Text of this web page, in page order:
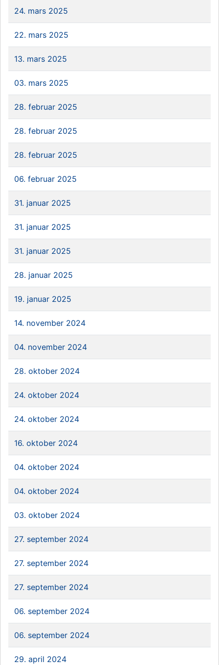
24. mars 2025
22. mars 2025
13. mars 2025
03. mars 2025
28. februar 2025
28. februar 2025
28. februar 2025
06. februar 2025
31. januar 2025
31. januar 2025
31. januar 2025
28. januar 2025
19. januar 2025
14. november 2024
04. november 2024
28. oktober 2024
24. oktober 2024
24. oktober 2024
16. oktober 2024
04. oktober 2024
04. oktober 2024
03. oktober 2024
27. september 2024
27. september 2024
27. september 2024
06. september 2024
06. september 2024
29. april 2024